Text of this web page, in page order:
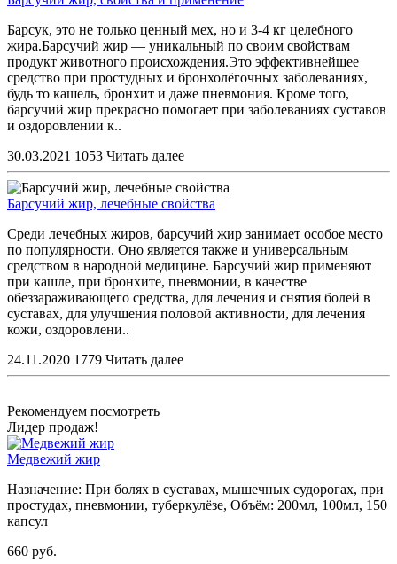
Барсук, это не только ценный мех, но и 3-4 кг целебного
жира.Барсучий жир — уникальный по своим свойствам
продукт животного происхождения.Это эффективнейшее
средство при простудных и бронхолёгочных заболеваниях,
будь то кашель, бронхит и даже пневмония. Кроме того,
барсучий жир прекрасно помогает при заболеваниях суставов
и оздоровлении к..
30.03.2021 1053 Читать далее
Барсучий жир, лечебные свойства
Среди лечебных жиров, барсучий жир занимает особое место
по популярности. Оно является также и универсальным
средством в народной медицине. Барсучий жир применяют
при кашле, при бронхите, пневмонии, в качестве
обеззараживающего средства, для лечения и снятия болей в
суставах, для улучшения половой активности, для лечения
кожи, оздоровлени..
24.11.2020 1779 Читать далее
Рекомендуем посмотреть
Лидер продаж!
Медвежий жир
Назначение: При болях в суставах, мышечных судорогах, при
простудах, пневмонии, туберкулёзе, Объём: 200мл, 100мл, 150
капсул
660 руб.